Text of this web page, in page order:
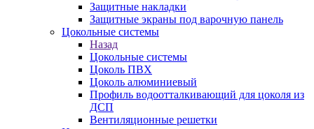
Защитные накладки
Защитные экраны под варочную панель
Цокольные системы
Назад
Цокольные системы
Цоколь ПВХ
Цоколь алюминиевый
Профиль водоотталкивающий для цоколя из
ДСП
Вентиляционные решетки